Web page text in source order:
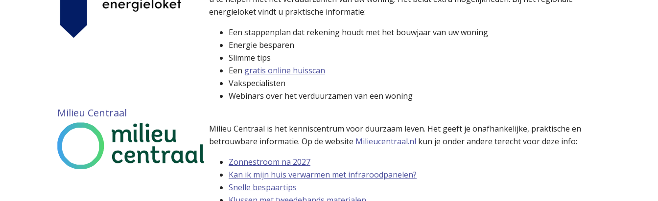
energieloket vindt u praktische informatie:
Een stappenplan dat rekening houdt met het bouwjaar van uw woning
Energie besparen
Slimme tips
Een gratis online huisscan
Vakspecialisten
Webinars over het verduurzamen van een woning
Milieu Centraal
Milieu Centraal is het kenniscentrum voor duurzaam leven. Het geeft je onafhankelijke, praktische en
betrouwbare informatie. Op de website Milieucentraal.nl kun je onder andere terecht voor deze info:
Zonnestroom na 2027
Kan ik mijn huis verwarmen met infraroodpanelen?
Snelle bespaartips